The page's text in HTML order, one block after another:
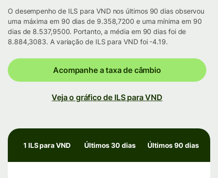
O desempenho de ILS para VND nos últimos 90 dias observou
uma máxima em 90 dias de 9.358,7200 e uma mínima em 90
dias de 8.537,9500. Portanto, a média em 90 dias foi de
8.884,3083. A variação de ILS para VND foi -4.19.
Acompanhe a taxa de câmbio
Veja o gráfico de ILS para VND
1 ILS para VND Últimos 30 dias Últimos 90 dias